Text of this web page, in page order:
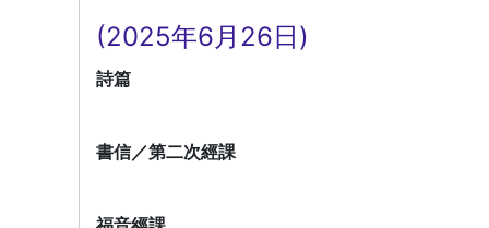
(2025年6月26日)
詩篇
書信／第二次經課